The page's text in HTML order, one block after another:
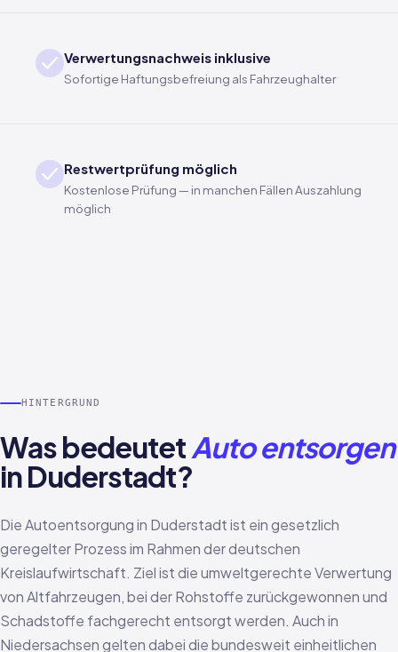
Verwertungsnachweis inklusive
Sofortige Haftungsbefreiung als Fahrzeughalter
Restwertprüfung möglich
Kostenlose Prüfung — in manchen Fällen Auszahlung
möglich
HINTERGRUND
Was bedeutetAuto entsorgen
in Duderstadt?
Die Autoentsorgung in Duderstadt ist ein gesetzlich
geregelter Prozess im Rahmen der deutschen
Kreislaufwirtschaft. Ziel ist die umweltgerechte Verwertung
von Altfahrzeugen, bei der Rohstoffe zurückgewonnen und
Schadstoffe fachgerecht entsorgt werden. Auch in
Niedersachsen gelten dabei die bundesweit einheitlichen